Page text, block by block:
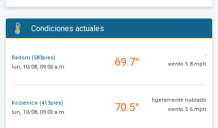
Condiciones actuales
Radom (583pies)
lun, 10/08, 09:00 a.m.
69.7°
-
viento S 8 mph
Kozienice (413pies)
lun, 10/08, 09:00 a.m.
70.5°
ligeramente nublado
viento S 6 mph